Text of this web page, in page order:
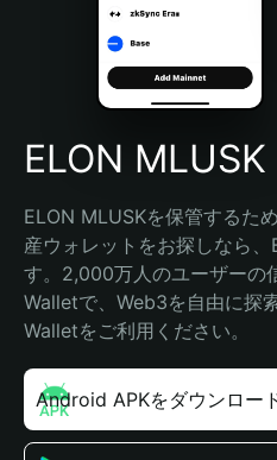
Português (Brasil)
Español (Argentina)
ELON
ELON MLUSKを保管するた
産ウォレットをお探しなら
す。2,000万人のユーザーの
Walletで、Web3を自由に探
Walletをご利用ください。
Android APKをダウンロー